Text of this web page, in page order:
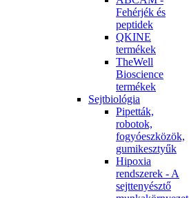
Fehérjék és
peptidek
QKINE
termékek
TheWell
Bioscience
termékek
Sejtbiológia
Pipetták,
robotok,
fogyóeszközök,
gumikesztyűk
Hipoxia
rendszerek - A
sejttenyésztő